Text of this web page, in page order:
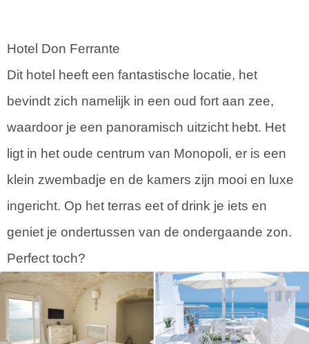
Hotel Don Ferrante
Dit hotel heeft een fantastische locatie, het
bevindt zich namelijk in een oud fort aan zee,
waardoor je een panoramisch uitzicht hebt. Het
ligt in het oude centrum van Monopoli, er is een
klein zwembadje en de kamers zijn mooi en luxe
ingericht. Op het terras eet of drink je iets en
geniet je ondertussen van de ondergaande zon.
Perfect toch?